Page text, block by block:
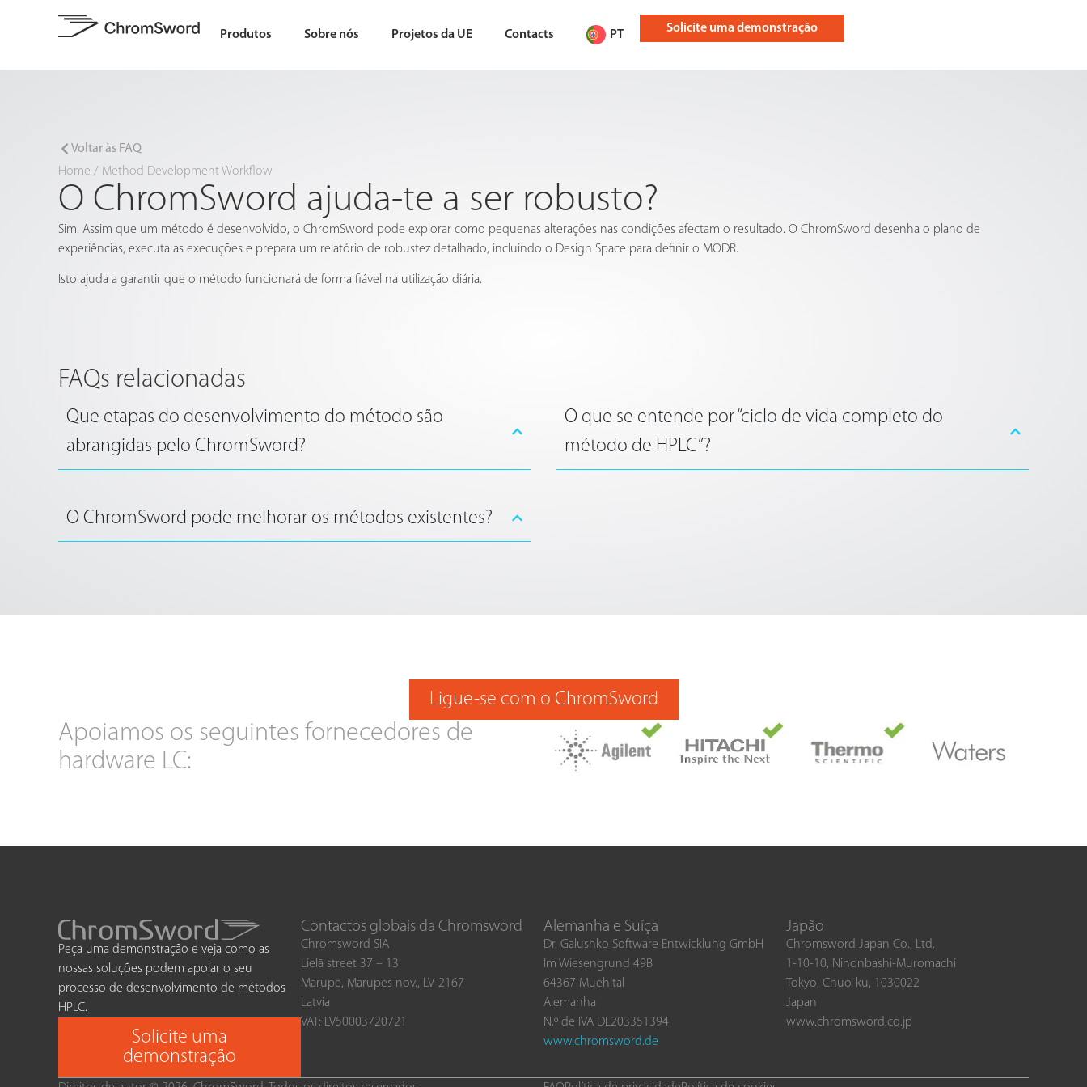
Produtos Sobre nós Projetos da UE Contacts PT Solicite uma demonstração
Voltar às FAQ
Home / Method Development Workflow
O ChromSword ajuda-te a ser robusto?
Sim. Assim que um método é desenvolvido, o ChromSword pode explorar como pequenas alterações nas condições afectam o resultado. O ChromSword desenha o plano de
experiências, executa as execuções e prepara um relatório de robustez detalhado, incluindo o Design Space para definir o MODR.
Isto ajuda a garantir que o método funcionará de forma fiável na utilização diária.
FAQs relacionadas
Que etapas do desenvolvimento do método são
abrangidas pelo ChromSword?
O que se entende por “ciclo de vida completo do
método de HPLC”?
O ChromSword pode melhorar os métodos existentes?
Ligue-se com o ChromSword
Apoiamos os seguintes fornecedores de
hardware LC:
Peça uma demonstração e veja como as
nossas soluções podem apoiar o seu
processo de desenvolvimento de métodos
HPLC.
Solicite uma
demonstração
Contactos globais da Chromsword
Chromsword SIA
Lielā street 37 – 13
Mārupe, Mārupes nov., LV-2167
Latvia
VAT: LV50003720721
Alemanha e Suíça
Dr. Galushko Software Entwicklung GmbH
Im Wiesengrund 49B
64367 Muehltal
Alemanha
N.º de IVA DE203351394
www.chromsword.de
Japão
Chromsword Japan Co., Ltd.
1-10-10, Nihonbashi-Muromachi
Tokyo, Chuo-ku, 1030022
Japan
www.chromsword.co.jp